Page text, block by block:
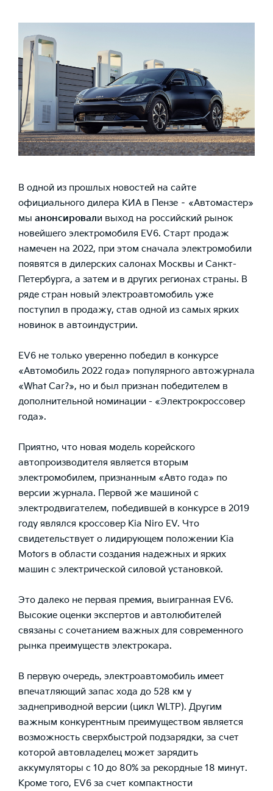
В одной из прошлых новостей на сайте
официального дилера КИА в Пензе – «Автомастер»
мы анонсировали выход на российский рынок
новейшего электромобиля EV6. Старт продаж
намечен на 2022, при этом сначала электромобили
появятся в дилерских салонах Москвы и Санкт-
Петербурга, а затем и в других регионах страны. В
ряде стран новый электроавтомобиль уже
поступил в продажу, став одной из самых ярких
новинок в автоиндустрии.
EV6 не только уверенно победил в конкурсе
«Автомобиль 2022 года» популярного автожурнала
«What Car?», но и был признан победителем в
дополнительной номинации - «Электрокроссовер
года».
Приятно, что новая модель корейского
автопроизводителя является вторым
электромобилем, признанным «Авто года» по
версии журнала. Первой же машиной с
электродвигателем, победившей в конкурсе в 2019
году являлся кроссовер Kia Niro EV. Что
свидетельствует о лидирующем положении Kia
Motors в области создания надежных и ярких
машин с электрической силовой установкой.
Это далеко не первая премия, выигранная EV6.
Высокие оценки экспертов и автолюбителей
связаны с сочетанием важных для современного
рынка преимуществ электрокара.
В первую очередь, электроавтомобиль имеет
впечатляющий запас хода до 528 км у
заднеприводной версии (цикл WLTP). Другим
важным конкурентным преимуществом является
возможность сверхбыстрой подзарядки, за счет
которой автовладелец может зарядить
аккумуляторы с 10 до 80% за рекордные 18 минут.
Кроме того, EV6 за счет компактности